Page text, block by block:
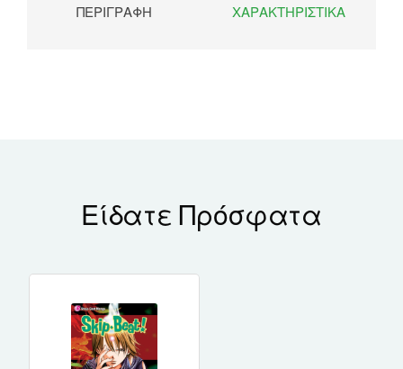
ΠΕΡΙΓΡΑΦΉ ΧΑΡΑΚΤΗΡΙΣΤΙΚΆ
Είδατε Πρόσφατα